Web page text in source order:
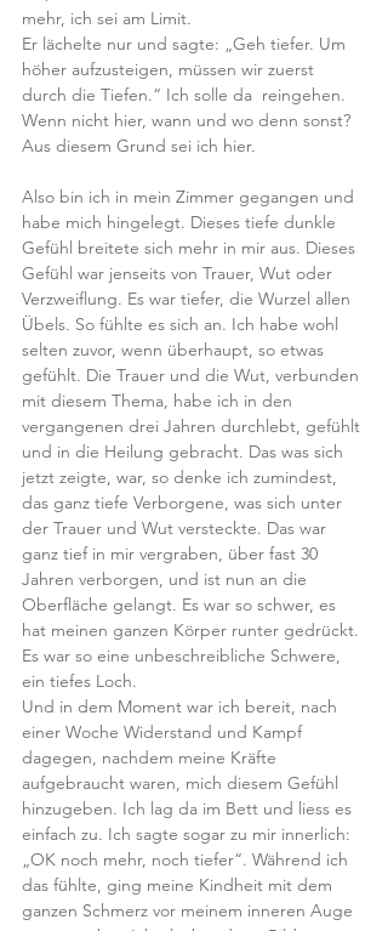
mehr, ich sei am Limit.
Er lächelte nur und sagte: „Geh tiefer. Um
höher aufzusteigen, müssen wir zuerst
durch die Tiefen.“ Ich solle da  reingehen.
Wenn nicht hier, wann und wo denn sonst?
Aus diesem Grund sei ich hier.
Also bin ich in mein Zimmer gegangen und
habe mich hingelegt. Dieses tiefe dunkle
Gefühl breitete sich mehr in mir aus. Dieses
Gefühl war jenseits von Trauer, Wut oder
Verzweiflung. Es war tiefer, die Wurzel allen
Übels. So fühlte es sich an. Ich habe wohl
selten zuvor, wenn überhaupt, so etwas
gefühlt. Die Trauer und die Wut, verbunden
mit diesem Thema, habe ich in den
vergangenen drei Jahren durchlebt, gefühlt
und in die Heilung gebracht. Das was sich
jetzt zeigte, war, so denke ich zumindest,
das ganz tiefe Verborgene, was sich unter
der Trauer und Wut versteckte. Das war
ganz tief in mir vergraben, über fast 30
Jahren verborgen, und ist nun an die
Oberfläche gelangt. Es war so schwer, es
hat meinen ganzen Körper runter gedrückt.
Es war so eine unbeschreibliche Schwere,
ein tiefes Loch.
Und in dem Moment war ich bereit, nach
einer Woche Widerstand und Kampf
dagegen, nachdem meine Kräfte
aufgebraucht waren, mich diesem Gefühl
hinzugeben. Ich lag da im Bett und liess es
einfach zu. Ich sagte sogar zu mir innerlich:
„OK noch mehr, noch tiefer“. Während ich
das fühlte, ging meine Kindheit mit dem
ganzen Schmerz vor meinem inneren Auge